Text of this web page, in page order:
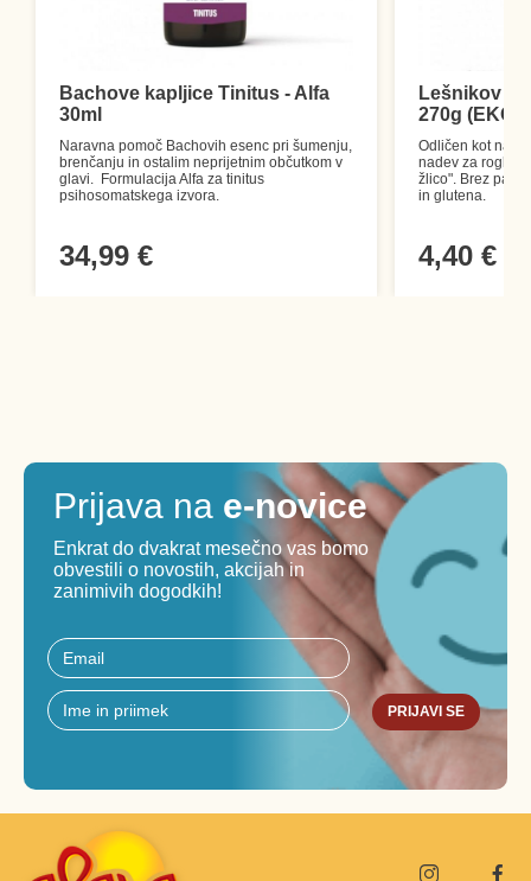
Bachove kapljice Tinitus - Alfa
30ml
Naravna pomoč Bachovih esenc pri šumenju,
brenčanju in ostalim neprijetnim občutkom v
glavi. Formulacija Alfa za tinitus
psihosomatskega izvora.
34,99 €
Lešnikov in
270g (EKO)
Odličen kot
nadev za
žlico". Brez
in glutena.
4,40 €
Prijava na e-novice
Enkrat do dvakrat mesečno vas bomo
obvestili o novostih, akcijah in
zanimivih dogodkih!
PRIJAVI SE